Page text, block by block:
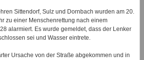
Sittendorf, Sulz und Dornbach wurden am 20.
zu einer Menschenrettung nach einem
alarmiert. Es wurde gemeldet, dass der Lenker
sei und Wasser eintrete.
Ursache von der Straße abgekommen und in